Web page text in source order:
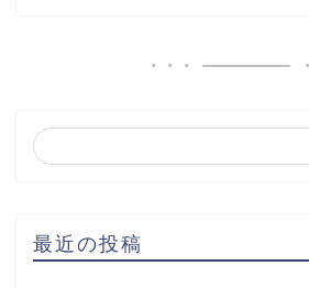
最近の投稿